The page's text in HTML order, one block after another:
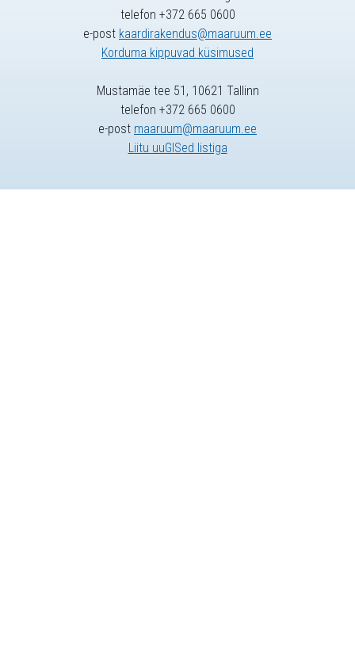
telefon +372 665 0600
e-post kaardirakendus@maaruum.ee
Korduma kippuvad küsimused
Mustamäe tee 51, 10621 Tallinn
telefon +372 665 0600
e-post maaruum@maaruum.ee
Liitu uuGISed listiga